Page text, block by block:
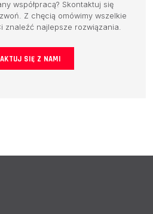
WIEDZY
współpracą? Skontaktuj się
Z chęcią omówimy wszelkie
znaleźć najlepsze rozwiązania.
SIĘ Z NAMI